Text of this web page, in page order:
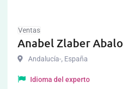
Ventas
Anabel Zlaber Abalo
Andalucía-, España
Idioma del experto